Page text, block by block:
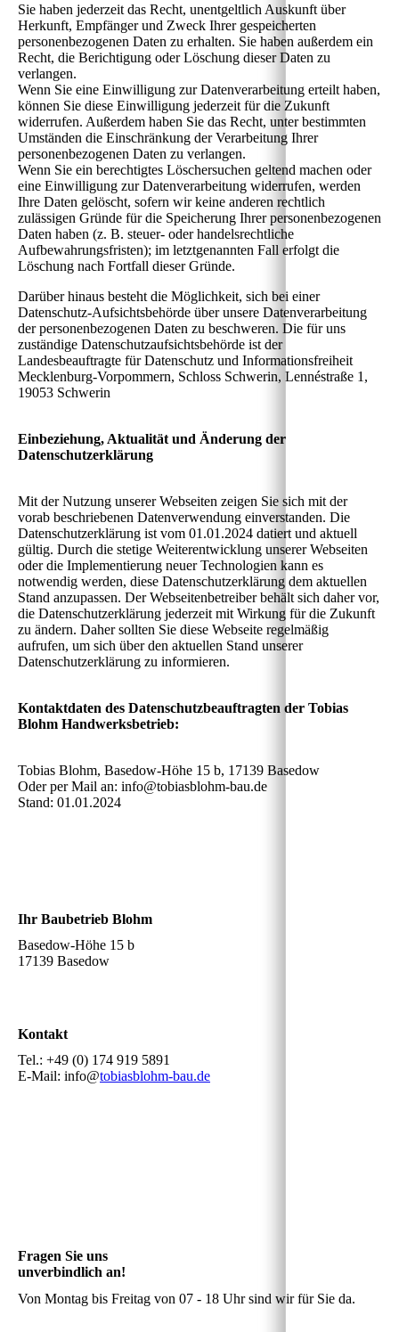
Sie haben jederzeit das Recht, unentgeltlich Auskunft über
Herkunft, Empfänger und Zweck Ihrer gespeicherten
personenbezogenen Daten zu erhalten. Sie haben außerdem ein
Recht, die Berichtigung oder Löschung dieser Daten zu
verlangen.
Wenn Sie eine Einwilligung zur Datenverarbeitung erteilt haben,
können Sie diese Einwilligung jederzeit für die Zukunft
widerrufen. Außerdem haben Sie das Recht, unter bestimmten
Umständen die Einschränkung der Verarbeitung Ihrer
personenbezogenen Daten zu verlangen.
Wenn Sie ein berechtigtes Löschersuchen geltend machen oder
eine Einwilligung zur Datenverarbeitung widerrufen, werden
Ihre Daten gelöscht, sofern wir keine anderen rechtlich
zulässigen Gründe für die Speicherung Ihrer personenbezogenen
Daten haben (z. B. steuer- oder handelsrechtliche
Aufbewahrungsfristen); im letztgenannten Fall erfolgt die
Löschung nach Fortfall dieser Gründe.
Darüber hinaus besteht die Möglichkeit, sich bei einer
Datenschutz-Aufsichtsbehörde über unsere Datenverarbeitung
der personenbezogenen Daten zu beschweren. Die für uns
zuständige Datenschutzaufsichtsbehörde ist der
Landesbeauftragte für Datenschutz und Informationsfreiheit
Mecklenburg-Vorpommern, Schloss Schwerin, Lennéstraße 1,
19053 Schwerin
Einbeziehung, Aktualität und Änderung der
Datenschutzerklärung
Mit der Nutzung unserer Webseiten zeigen Sie sich mit der
vorab beschriebenen Datenverwendung einverstanden. Die
Datenschutzerklärung ist vom 01.01.2024 datiert und aktuell
gültig. Durch die stetige Weiterentwicklung unserer Webseiten
oder die Implementierung neuer Technologien kann es
notwendig werden, diese Datenschutzerklärung dem aktuellen
Stand anzupassen. Der Webseitenbetreiber behält sich daher vor,
die Datenschutzerklärung jederzeit mit Wirkung für die Zukunft
zu ändern. Daher sollten Sie diese Webseite regelmäßig
aufrufen, um sich über den aktuellen Stand unserer
Datenschutzerklärung zu informieren.
Kontaktdaten des Datenschutzbeauftragten der Tobias
Blohm Handwerksbetrieb:
Tobias Blohm, Basedow-Höhe 15 b, 17139 Basedow
Oder per Mail an: info@tobiasblohm-bau.de
Stand: 01.01.2024
Ihr Baubetrieb Blohm
Basedow-Höhe 15 b
17139 Basedow
Kontakt
Tel.: +49 (0) 174 919 5891
E-Mail: info@tobiasblohm-bau.de
Fragen Sie uns
unverbindlich an!
Von Montag bis Freitag von 07 - 18 Uhr sind wir für Sie da.